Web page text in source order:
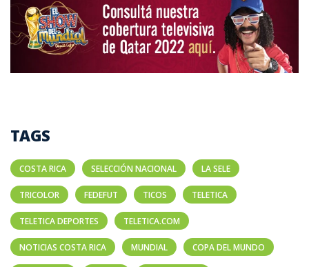
TAGS
COSTA RICA SELECCIÓN NACIONAL LA SELE
TRICOLOR FEDEFUT TICOS TELETICA
TELETICA DEPORTES TELETICA.COM
NOTICIAS COSTA RICA MUNDIAL COPA DEL MUNDO